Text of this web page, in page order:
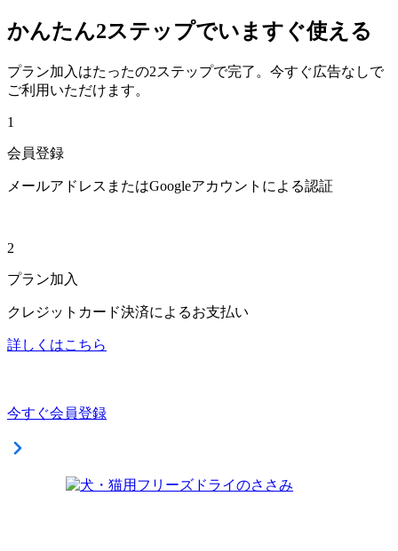
かんたん2ステップでいますぐ使える
プラン加入はたったの2ステップで完了。今すぐ広告なしで
ご利用いただけます。
1
会員登録
メールアドレスまたはGoogleアカウントによる認証
2
プラン加入
クレジットカード決済によるお支払い
詳しくはこちら
今すぐ会員登録